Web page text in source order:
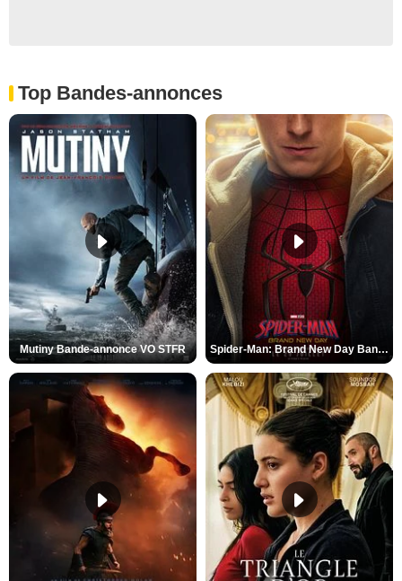
Top Bandes-annonces
Mutiny Bande-annonce VO STFR Spider-Man: Brand New Day Bande-annonce VO STFR